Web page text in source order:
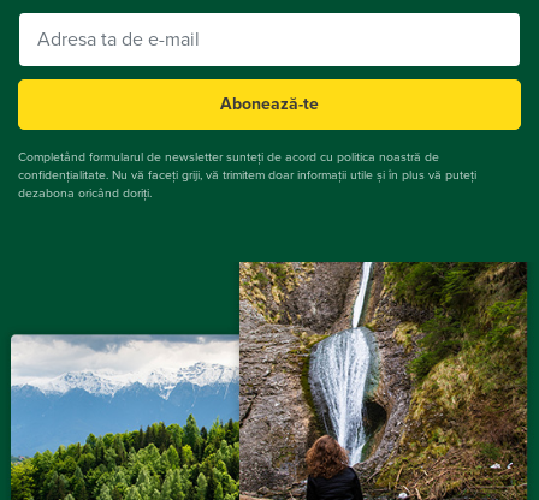
Abonează-te
Completând formularul de newsletter sunteți de acord cu politica noastră de
confidențialitate. Nu vă faceți griji, vă trimitem doar informații utile și în plus vă puteți
dezabona oricând doriți.